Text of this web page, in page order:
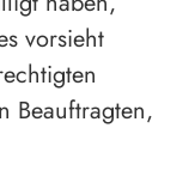
vorsieht
Beauftragten,